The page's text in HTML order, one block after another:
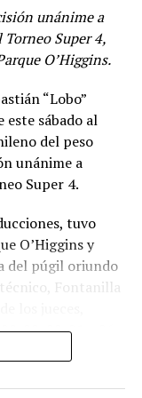
Boxeo Osorno).
superó aJoaquín
aJennifer
por nocaut a
aJaviera Lago
jornada amateur
ante
unánime a
Super 4,
O’Higgins.
“Lobo”
sábado al
del peso
unánime a
Super 4.
tuvo
O’Higgins y
del púgil oriundo
Fontanilla
92, 99-91 y 96-
lleva el título